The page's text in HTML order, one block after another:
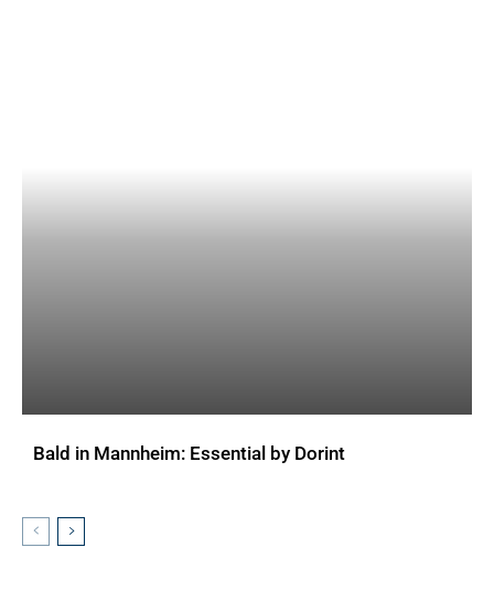
Bald in Mannheim: Essential by Dorint